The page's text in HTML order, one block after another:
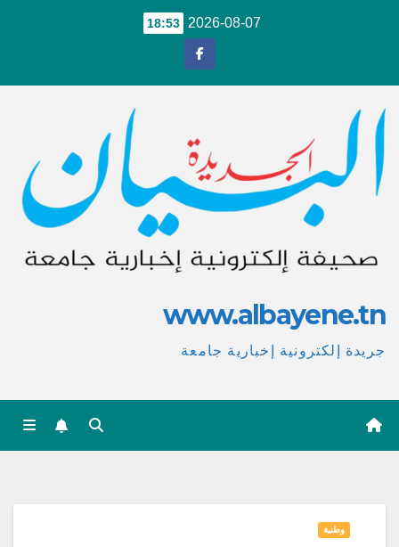
2026-08-07
18:53
www.albayene.tn
جريدة إلكترونية إخبارية جامعة
وطنية